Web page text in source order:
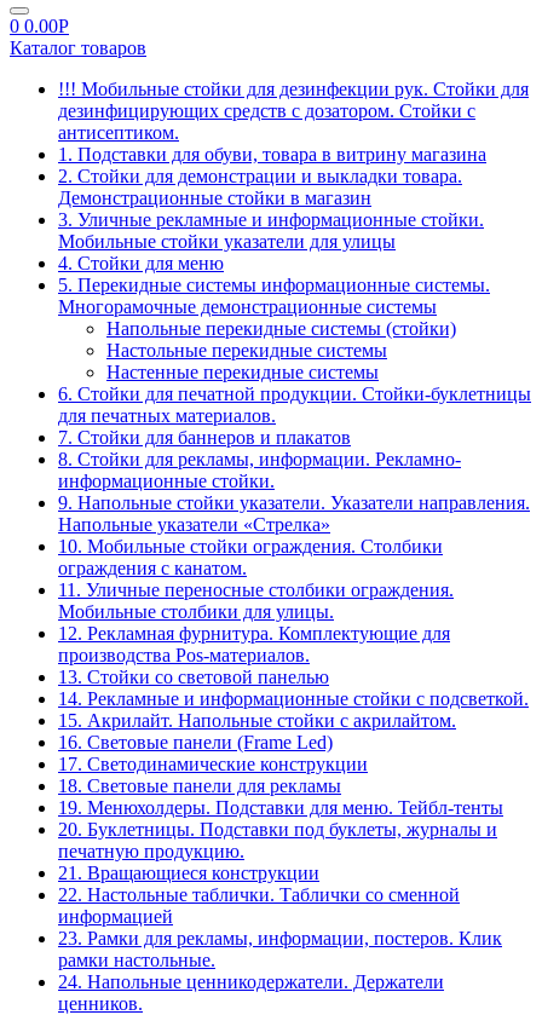
0 0.00Р
Каталог товаров
!!! Мобильные стойки для дезинфекции рук. Стойки для
дезинфицирующих средств с дозатором. Стойки с
антисептиком.
1. Подставки для обуви, товара в витрину магазина
2. Стойки для демонстрации и выкладки товара.
Демонстрационные стойки в магазин
3. Уличные рекламные и информационные стойки.
Мобильные стойки указатели для улицы
4. Стойки для меню
5. Перекидные системы информационные системы.
Многорамочные демонстрационные системы
Напольные перекидные системы (стойки)
Настольные перекидные системы
Настенные перекидные системы
6. Стойки для печатной продукции. Стойки-буклетницы
для печатных материалов.
7. Стойки для баннеров и плакатов
8. Стойки для рекламы, информации. Рекламно-
информационные стойки.
9. Напольные стойки указатели. Указатели направления.
Напольные указатели «Стрелка»
10. Мобильные стойки ограждения. Столбики
ограждения с канатом.
11. Уличные переносные столбики ограждения.
Мобильные столбики для улицы.
12. Рекламная фурнитура. Комплектующие для
производства Pos-материалов.
13. Стойки со световой панелью
14. Рекламные и информационные стойки с подсветкой.
15. Акрилайт. Напольные стойки с акрилайтом.
16. Световые панели (Frame Led)
17. Светодинамические конструкции
18. Световые панели для рекламы
19. Менюхолдеры. Подставки для меню. Тейбл-тенты
20. Буклетницы. Подставки под буклеты, журналы и
печатную продукцию.
21. Вращающиеся конструкции
22. Настольные таблички. Таблички со сменной
информацией
23. Рамки для рекламы, информации, постеров. Клик
рамки настольные.
24. Напольные ценникодержатели. Держатели
ценников.